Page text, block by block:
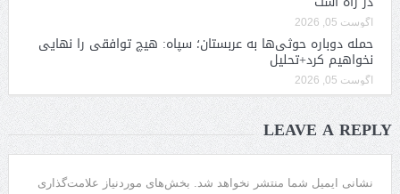
آگوست 05, 2026
حمله دوباره حوثی‌ها به عربستان؛ سپاه: هیچ توافقی را نهایی
نخواهیم کرد+تحلیل
آگوست 05, 2026
LEAVE A REPLY
نشانی ایمیل شما منتشر نخواهد شد. بخش‌های موردنیاز علامت‌گذاری